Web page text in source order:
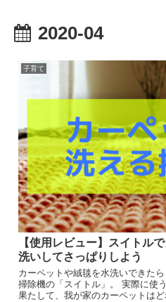
2020-04
子育て
【使用レビュー】スイトル
洗いしてさっぱりしよう
カーペットや絨毯を水洗いできた
掃除機の「スイトル」。 実際に使
果たして、我が家のカーペットは